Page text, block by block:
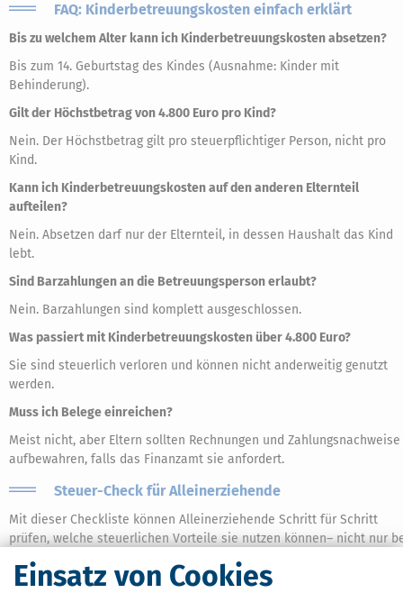
Einsatz von Cookies
FAQ: Kinderbetreuungskosten einfach erklärt
Bis zu welchem Alter kann ich Kinderbetreuungskosten absetzen?
Bis zum 14. Geburtstag des Kindes (Ausnahme: Kinder mit
Behinderung).
Gilt der Höchstbetrag von 4.800 Euro pro Kind?
Nein. Der Höchstbetrag gilt pro steuerpflichtiger Person, nicht pro
Kind.
Kann ich Kinderbetreuungskosten auf den anderen Elternteil
aufteilen?
Nein. Absetzen darf nur der Elternteil, in dessen Haushalt das Kind
lebt.
Sind Barzahlungen an die Betreuungsperson erlaubt?
Nein. Barzahlungen sind komplett ausgeschlossen.
Was passiert mit Kinderbetreuungskosten über 4.800 Euro?
Sie sind steuerlich verloren und können nicht anderweitig genutzt
werden.
Muss ich Belege einreichen?
Meist nicht, aber Eltern sollten Rechnungen und Zahlungsnachweise
aufbewahren, falls das Finanzamt sie anfordert.
Steuer-Check für Alleinerziehende
Mit dieser Checkliste können Alleinerziehende Schritt für Schritt
prüfen, welche steuerlichen Vorteile sie nutzen können– nicht nur
Lebt das Kind im Haushalt?